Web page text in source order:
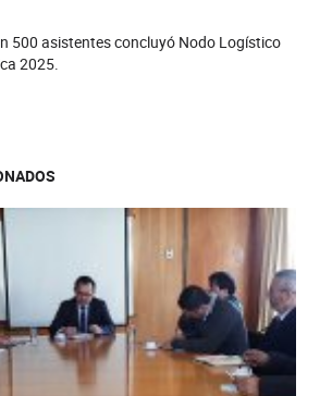
500 asistentes concluyó Nodo Logístico
2025.